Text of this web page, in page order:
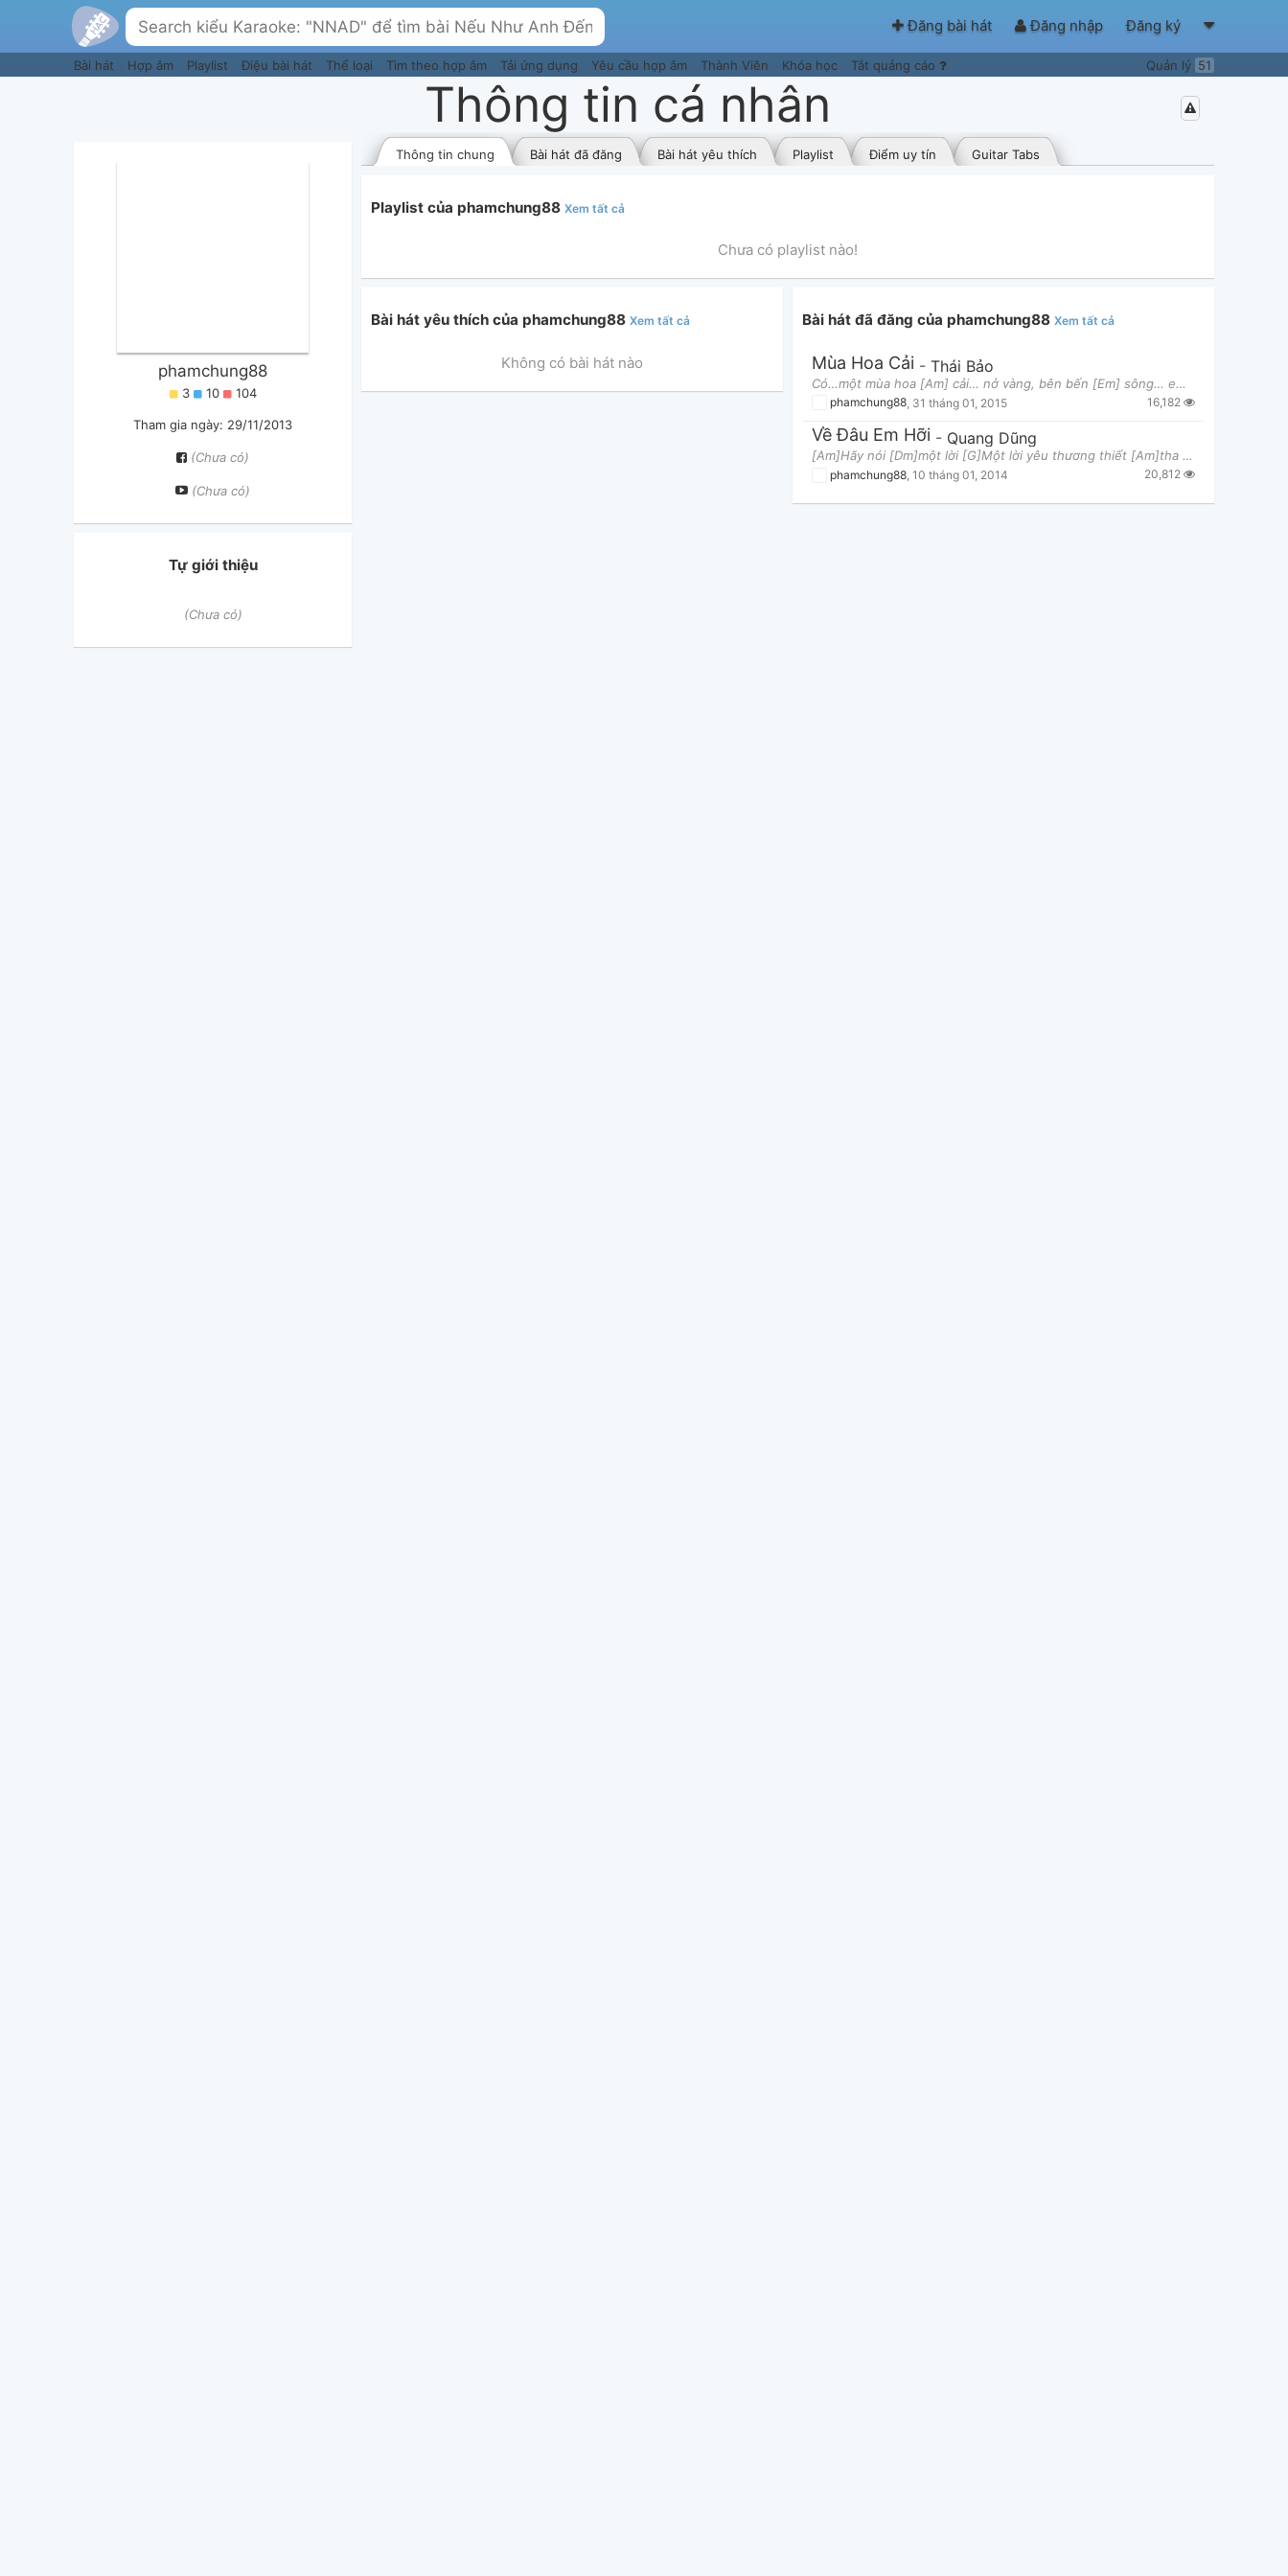
Đăng bài hát Đăng nhập Đăng ký
Bài hát Hợp âm Playlist Điệu bài hát Thể loại Tìm theo hợp âm Tải ứng dụng Yêu cầu hợp âm Thành Viên Khóa học Tắt quảng cáo Quản lý 51
Thông tin cá nhân
phamchung88
3 10 104
Tham gia ngày: 29/11/2013
(Chưa có)
(Chưa có)
Tự giới thiệu
(Chưa có)
Guitar Tabs
Điểm uy tín
Playlist
Bài hát yêu thích
Bài hát đã đăng
Thông tin chung
Playlist của phamchung88 Xem tất cả
Chưa có playlist nào!
Bài hát yêu thích của phamchung88 Xem tất cả
Không có bài hát nào
Bài hát đã đăng của phamchung88 Xem tất cả
Mùa Hoa Cải - Thái Bảo
Có…một mùa hoa [Am] cải… nở vàng, bên bến [Em] sông… em, đang thì con [Bm/D] gái… đợi anh, chưa lấy
phamchung88 31 tháng 01, 2015 16,182
Về Đâu Em Hỡi - Quang Dũng
[Am]Hãy nói [Dm]một lời [G]Một lời yêu thương thiết [Am]tha chân tình Xin hãy [F]nói đừng gian dối
phamchung88, 10 tháng 01, 2014 20,812